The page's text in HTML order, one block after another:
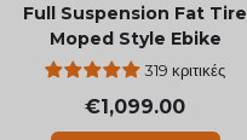
Full Suspension Fat Tire
Moped Style Ebike
319 κριτικές
€1,099.00